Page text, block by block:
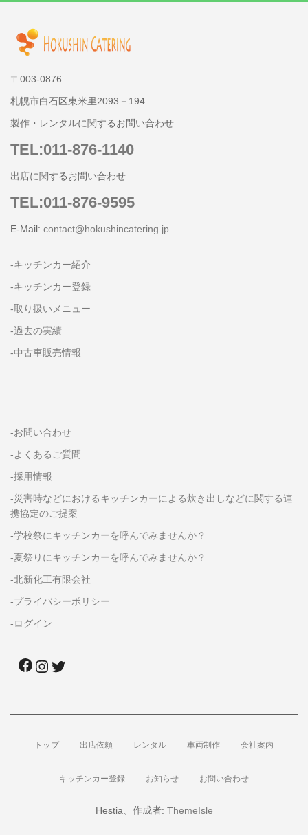
〒003-0876
札幌市白石区東米里2093－194
製作・レンタルに関するお問い合わせ
TEL:011-876-1140
出店に関するお問い合わせ
TEL:011-876-9595
E-Mail: contact@hokushincatering.jp
-キッチンカー紹介
-キッチンカー登録
-取り扱いメニュー
-過去の実績
-中古車販売情報
-お問い合わせ
-よくあるご質問
-採用情報
-災害時などにおけるキッチンカーによる炊き出しなどに関する連
携協定のご提案
-学校祭にキッチンカーを呼んでみませんか？
-夏祭りにキッチンカーを呼んでみませんか？
-北新化工有限会社
-プライバシーポリシー
-ログイン
トップ 出店依頼 レンタル 車両制作 会社案内
キッチンカー登録 お知らせ お問い合わせ
Hestia、作成者: ThemeIsle